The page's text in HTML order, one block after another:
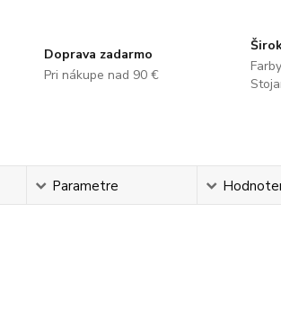
Doprava zadarmo
Pri nákupe nad 90 €
Parametre